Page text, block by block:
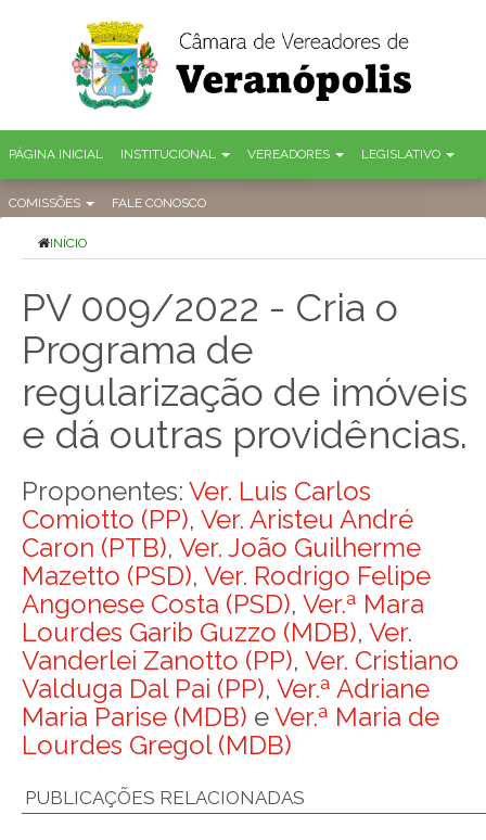
PÁGINA INICIAL INSTITUCIONAL VEREADORES LEGISLATIVO
COMISSÕES FALE CONOSCO
INÍCIO
PV 009/2022 - Cria o
Programa de
regularização de imóveis
e dá outras providências.
Proponentes: Ver. Luis Carlos
Comiotto (PP), Ver. Aristeu André
Caron (PTB), Ver. João Guilherme
Mazetto (PSD), Ver. Rodrigo Felipe
Angonese Costa (PSD), Ver.ª Mara
Lourdes Garib Guzzo (MDB), Ver.
Vanderlei Zanotto (PP), Ver. Cristiano
Valduga Dal Pai (PP), Ver.ª Adriane
Maria Parise (MDB) eVer.ª Maria de
Lourdes Gregol (MDB)
PUBLICAÇÕES RELACIONADAS